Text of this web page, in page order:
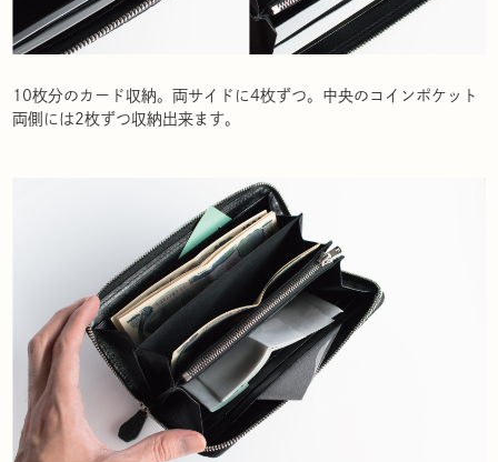
10枚分のカード収納。両サイドに4枚ずつ。中央のコインポケット
両側には2枚ずつ収納出来ます。